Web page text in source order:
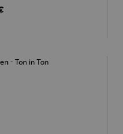
Preis: